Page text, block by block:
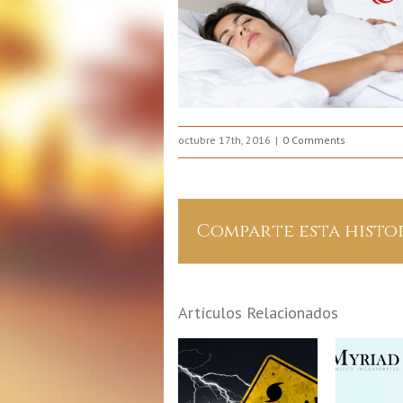
octubre 17th, 2016 0 Comments
Comparte esta
Artículos Relacionados